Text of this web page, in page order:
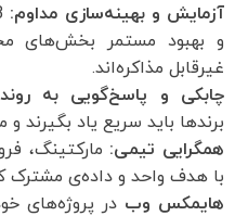
آزمایش و بهینه‌سازی مداوم:
و بهبود مستمر بخش‌های
غیرقابل مذاکره‌اند.
چابکی و پاسخ‌گویی به
برندها باید سریع یاد بگیرند و
همگرایی تیمی: مارکتینگ،
با هدف واحد و داده‌ی مشترک
هایمکس وب در پروژه‌های